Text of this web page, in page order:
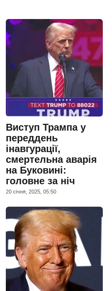
Виступ Трампа у
переддень
інавгурації,
смертельна аварія
на Буковині:
головне за ніч
20 сiчня, 2025, 05:50